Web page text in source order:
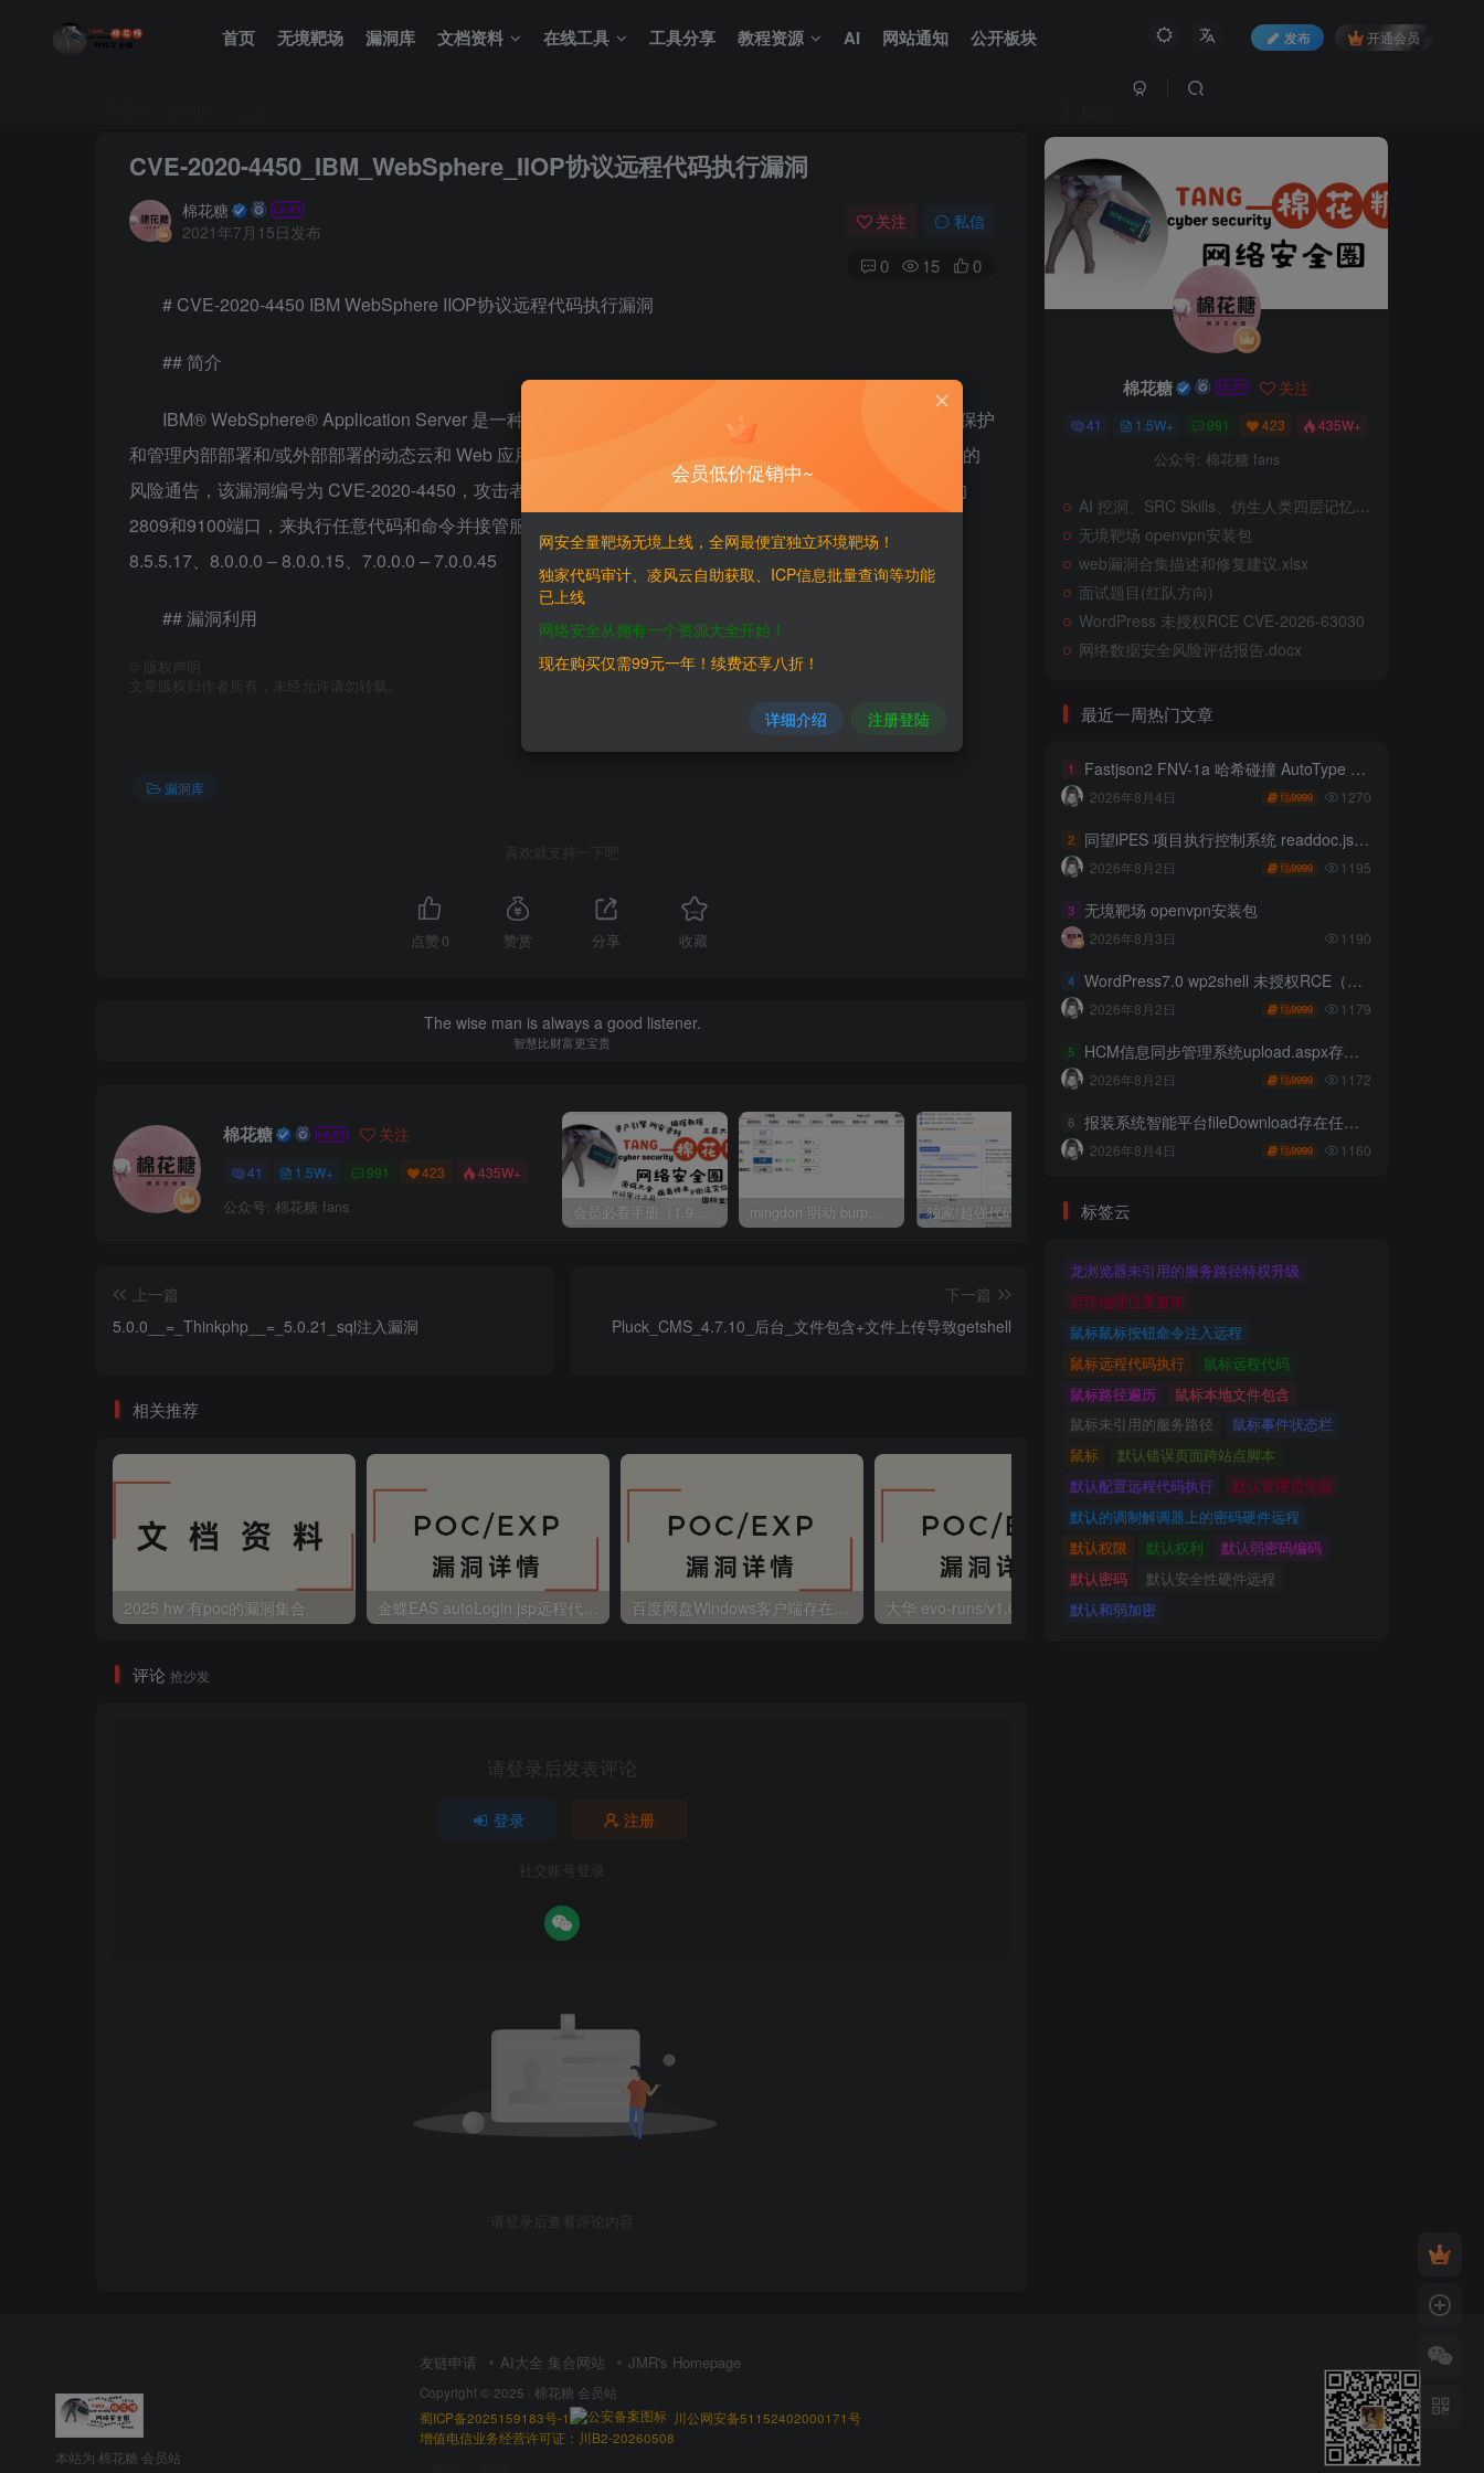
首页 无境靶场 漏洞库 文档资料 在线工具 工具分享 教程资源 AI 网站通知 公开板块 发布 开通会员
CVE-2020-4450_IBM_WebSphere_IIOP协议远程代码执行漏洞
棉花糖
2021年7月15日发布
关注 私信
0 15 0
# CVE-2020-4450 IBM WebSphere IIOP协议远程代码执行漏洞
## 简介
IBM® WebSphere® Application Server 是一种高性能的 Java 应用服务器，可用于构建、运行、集成、保护
和管理内部部署和/或外部部署的动态云和 Web 应用。2020年6月IBM官方发布了 WebSphere远程代码执行 的
风险通告，该漏洞编号为 CVE-2020-4450，攻击者可构造特殊的iiop数据包发送至WebSphere服务器默认的
2809和9100端口，来执行任意代码和命令并接管服务器，漏洞影响版本范围为9.0.0.0 – 9.0.5.4、8.5.0.0 –
8.5.5.17、8.0.0.0 – 8.0.0.15、7.0.0.0 – 7.0.0.45
## 漏洞利用
版权声明
文章版权归作者所有，未经允许请勿转载。
漏洞库
喜欢就支持一下吧
点赞 0 赞赏 分享 收藏
The wise man is always a good listener.
智慧比财富更宝贵
棉花糖 关注
41 1.5W+ 991 423 435W+
公众号: 棉花糖 fans
上一篇
5.0.0__=_Thinkphp__=_5.0.21_sql注入漏洞
下一篇
Pluck_CMS_4.7.10_后台_文件包含+文件上传导致getshell
相关推荐
2025 hw 有poc的漏洞集合 大华 evo-runs/v1.0/receive RCE
评论 抢沙发
请登录后发表评论
登录 注册
社交账号登录
请登录后查看评论内容
棉花糖 关注
41 1.5W+ 991 423 435W+
公众号: 棉花糖 fans
AI 挖洞、SRC Skills、仿生人类四层记忆系统
无境靶场 openvpn安装包
web漏洞合集描述和修复建议.xlsx
面试题目(红队方向)
WordPress 未授权RCE CVE-2026-63030
网络数据安全风险评估报告.docx
最近一周热门文章
1 Fastjson2 FNV-1a 哈希碰撞 AutoType 绕过远程代码执行
2026年8月4日 9999 1270
2 同望iPES 项目执行控制系统 readdoc.jsp存在任意文件读取
2026年8月2日 9999 1195
3 无境靶场 openvpn安装包
2026年8月3日 1190
4 WordPress7.0 wp2shell 未授权RCE（CVE-2026-63030 CVE-2026-60137）
2026年8月2日 9999 1179
5 HCM信息同步管理系统upload.aspx存在任意文件上传
2026年8月2日 9999 1172
6 报装系统智能平台fileDownload存在任意文件读取
2026年8月4日 9999 1160
标签云
龙浏览器未引用的服务路径特权升级
齿轮地理位置查询
鼠标鼠标按钮命令注入远程
鼠标远程代码执行
鼠标远程代码
鼠标路径遍历
鼠标本地文件包含
鼠标未引用的服务路径
鼠标事件状态栏
鼠标
默认错误页面跨站点脚本
默认配置远程代码执行
默认管理员凭据
默认的调制解调器上的密码硬件远程
默认权限
默认权利
默认弱密码编码
默认密码
默认安全性硬件远程
默认和弱加密
本站为 棉花糖 会员站
友链申请 AI大全 集合网站 JMR's Homepage
Copyright © 2025 · 棉花糖 会员站
蜀ICP备2025159183号-1
川公网安备51152402000171号
增值电信业务经营许可证：川B2-20260508
会员低价促销中~
网安全量靶场无境上线，全网最便宜独立环境靶场！
独家代码审计、凌风云自助获取、ICP信息批量查询等功能
已上线
网络安全从拥有一个资源大全开始！
现在购买仅需99元一年！续费还享八折！
详细介绍 注册登陆